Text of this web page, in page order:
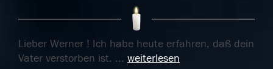
Lieber Werner ! Ich habe heute erfahren, daß dein
Vater verstorben ist. ... weiterlesen